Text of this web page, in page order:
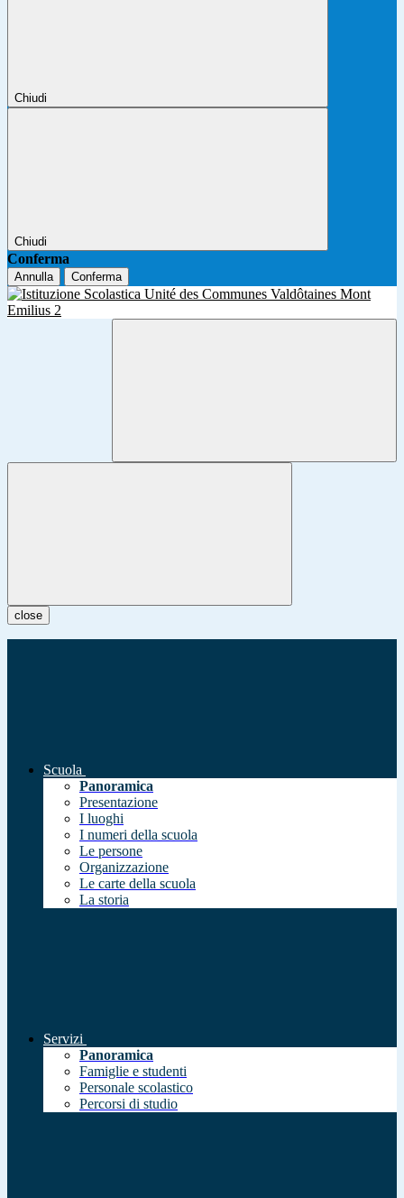
Chiudi
Chiudi
Conferma
Annulla Conferma
close
Scuola
Panoramica
Presentazione
I luoghi
I numeri della scuola
Le persone
Organizzazione
Le carte della scuola
La storia
Servizi
Panoramica
Famiglie e studenti
Personale scolastico
Percorsi di studio